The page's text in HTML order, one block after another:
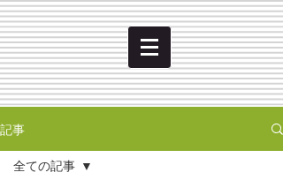
記事
全ての記事